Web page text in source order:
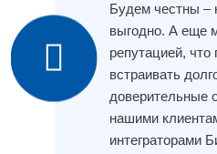
Будем честны –
выгодно. А еще
репутацией, что
встраивать
доверительные
нашими
интеграторами